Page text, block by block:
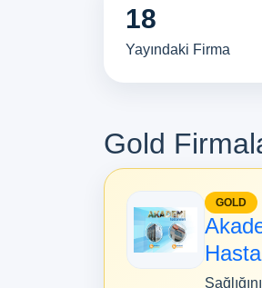
18
Yayındaki Firma
Gold
GOLD